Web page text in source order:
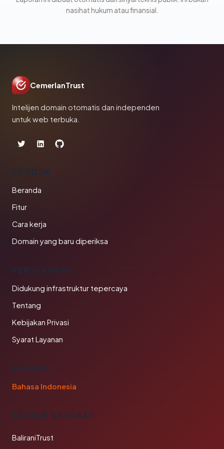
nasihat hukum atau finansial.
CemerlanTrust
Intelijen domain otomatis dan independen
untuk web terbuka.
PRODUK
Beranda
Fitur
Cara kerja
Domain yang baru diperiksa
PERUSAHAAN
Didukung infrastruktur tepercaya
Tentang
Kebijakan Privasi
Syarat Layanan
BAHASA
Bahasa Indonesia
TAUTAN SAHABAT
BaliraniTrust